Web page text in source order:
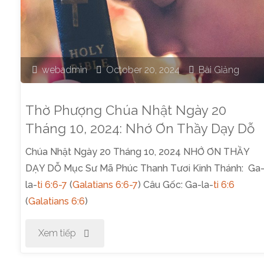
webadmin October 20, 2024 Bài Giảng
Thờ Phượng Chúa Nhật Ngày 20
Tháng 10, 2024: Nhớ Ơn Thầy Dạy Dỗ
Chúa Nhật Ngày 20 Tháng 10, 2024 NHỚ ƠN THẦY
DẠY DỖ Mục Sư Mã Phúc Thanh Tươi Kinh Thánh:
la-ti 6:6-7 (Galatians 6:6-7) Câu Gốc: Ga-la-ti 6:6
(Galatians 6:6)
Xem tiếp "Thờ